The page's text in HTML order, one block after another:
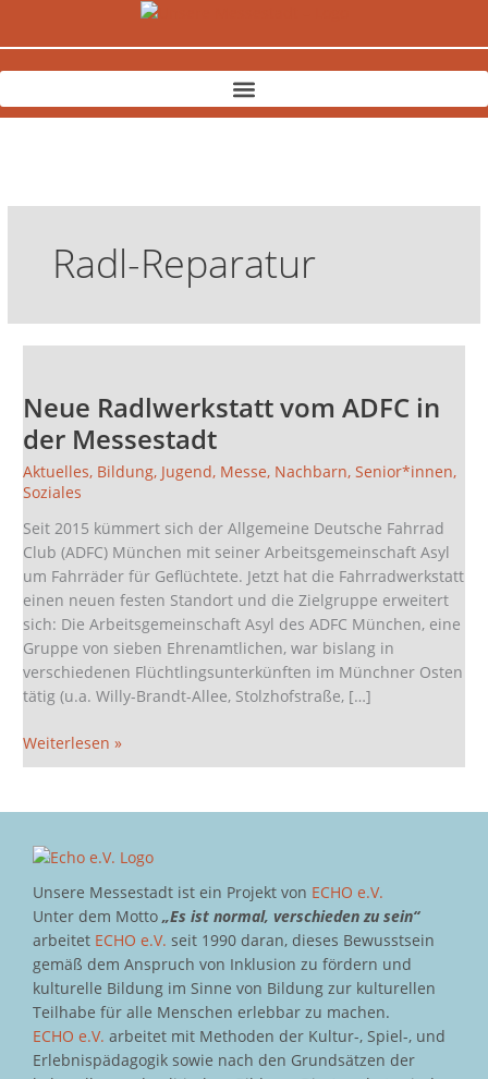
Radl-Reparatur
Neue Radlwerkstatt vom ADFC in
der Messestadt
Aktuelles, Bildung, Jugend, Messe, Nachbarn,Senior*innen,
Soziales
Seit 2015 kümmert sich der Allgemeine Deutsche Fahrrad
Club (ADFC) München mit seiner Arbeitsgemeinschaft Asyl
um Fahrräder für Geflüchtete. Jetzt hat die Fahrradwerkstatt
einen neuen festen Standort und die Zielgruppe erweitert
sich: Die Arbeitsgemeinschaft Asyl des ADFC München, eine
Gruppe von sieben Ehrenamtlichen, war bislang in
verschiedenen Flüchtlingsunterkünften im Münchner Osten
tätig (u.a. Willy-Brandt-Allee, Stolzhofstraße, […]
vom
ADFC
in
der
Messestadt
Weiterlesen »
Unsere Messestadt ist ein Projekt von ECHO e.V.
Unter dem Motto „Es ist normal, verschieden zu sein“
arbeitet ECHO e.V. seit 1990 daran, dieses Bewusstsein
gemäß dem Anspruch von Inklusion zu fördern und
kulturelle Bildung im Sinne von Bildung zur kulturellen
Teilhabe für alle Menschen erlebbar zu machen.
ECHO e.V. arbeitet mit Methoden der Kultur-, Spiel-, und
Erlebnispädagogik sowie nach den Grundsätzen der